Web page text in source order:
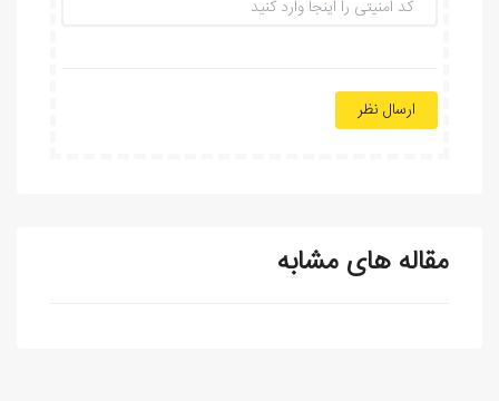
ارسال نظر
مقاله های مشابه